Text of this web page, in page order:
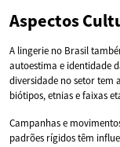
Aspectos
A lingerie no Brasil
autoestima e identidade
diversidade no setor tem
biótipos, etnias e faixas
Campanhas e
padrões rígidos têm